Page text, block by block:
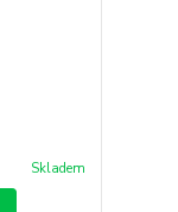
Skladem